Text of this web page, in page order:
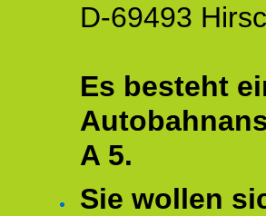
D-69493
Es besteht
A 5.
Sie wollen